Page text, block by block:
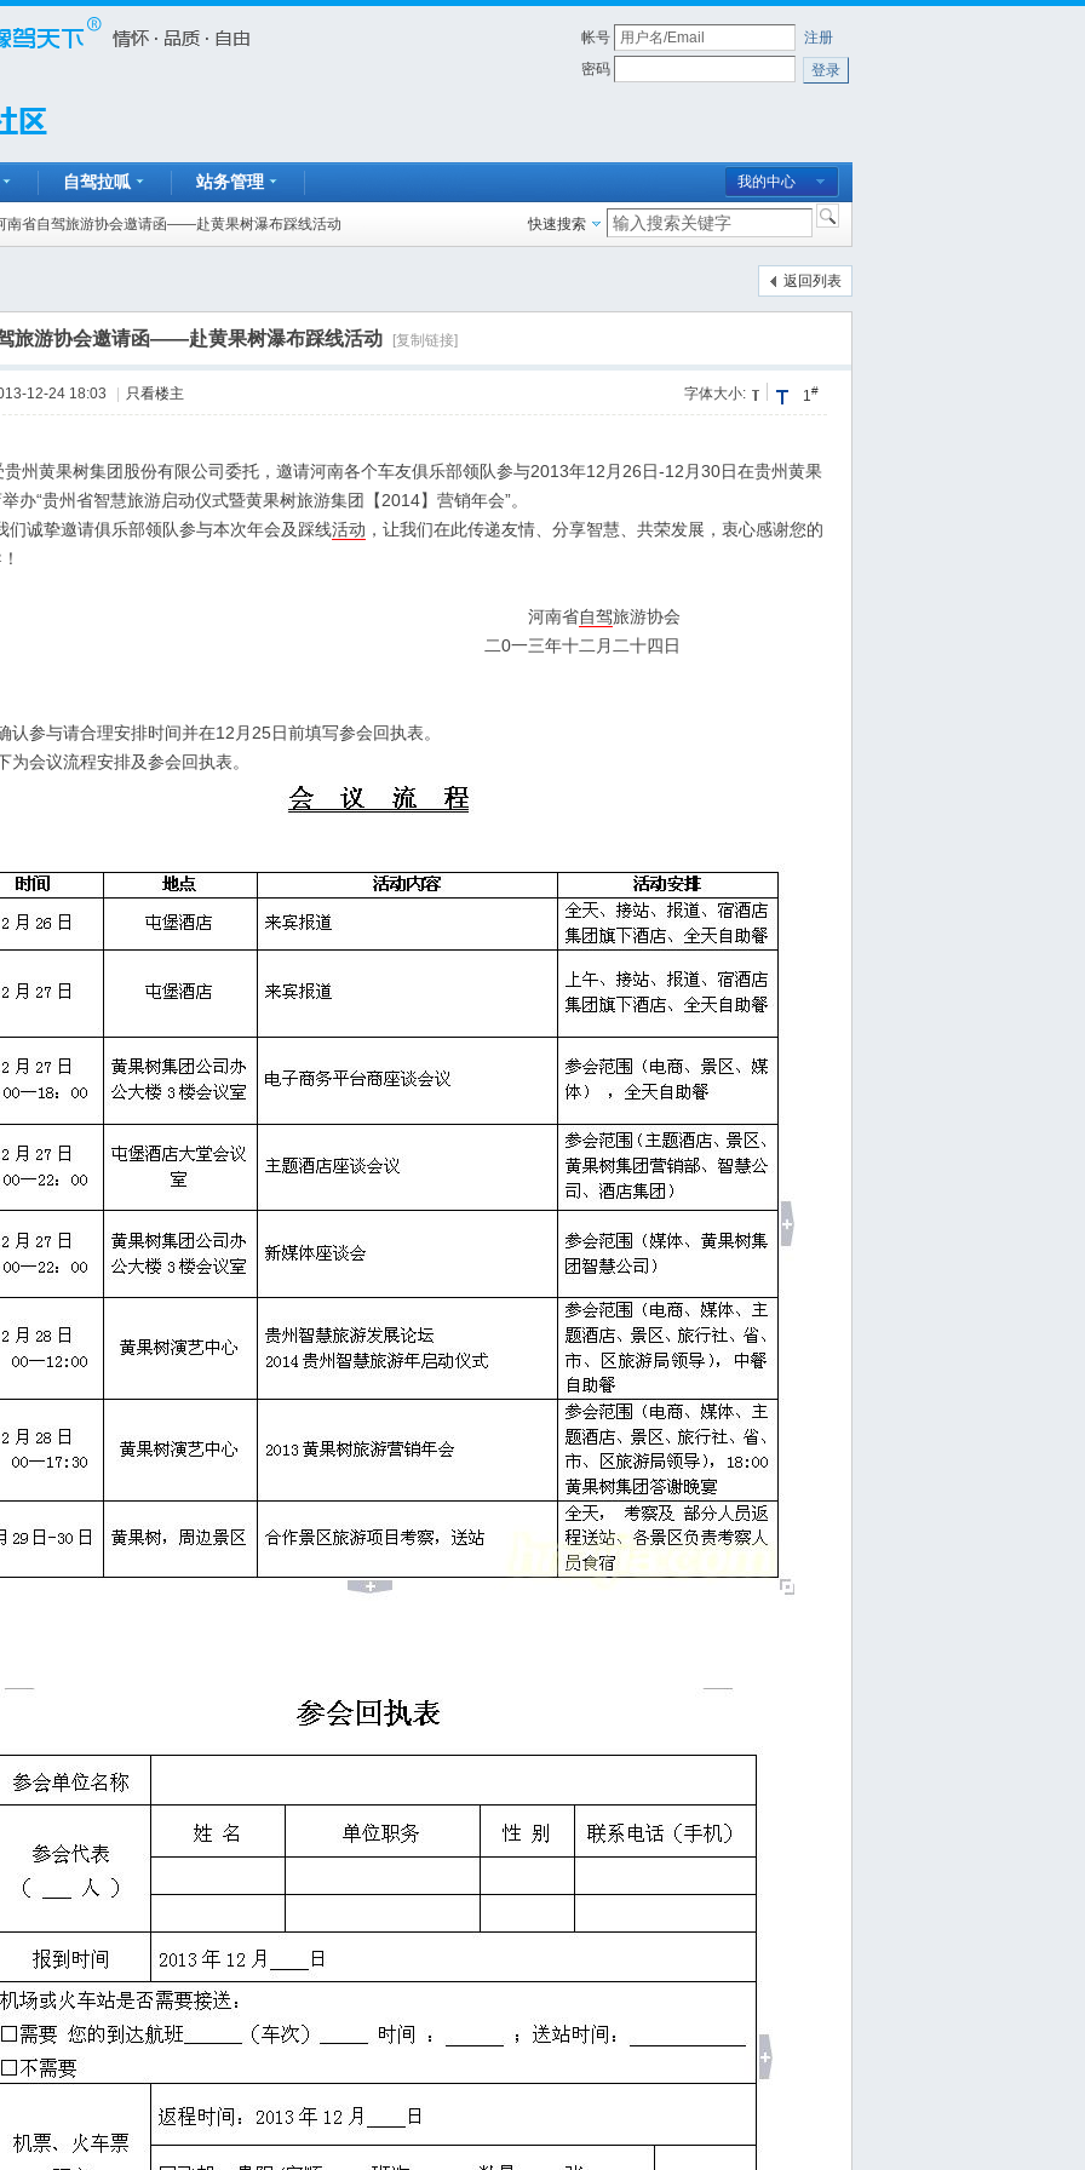
帐号
注册
密码
登录
我的中心
自驾拉呱 站务管理
快速搜索
南省自驾旅游协会邀请函——赴黄果树瀑布踩线活动
返回列表
旅游协会邀请函——赴黄果树瀑布踩线活动 [复制链接]
1#
字体大小:
12-24 18:03 只看楼主
黄果树集团股份有限公司委托，邀请河南各个车友俱乐部领队参与2013年12月26日-12月30日在贵州黄果
办“贵州省智慧旅游启动仪式暨黄果树旅游集团【2014】营销年会”。
诚挚邀请俱乐部领队参与本次年会及踩线活动 ，让我们在此传递友情、分享智慧、共荣发展，衷心感谢您的
南省自驾旅游协会
一三年十二月二十四日
认参与请合理安排时间并在12月25日前填写参会回执表。
议流程安排及参会回执表。